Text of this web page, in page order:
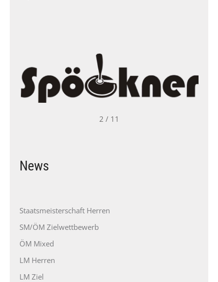
2 / 11
News
Staatsmeisterschaft Herren
SM/ÖM Zielwettbewerb
ÖM Mixed
LM Herren
LM Ziel